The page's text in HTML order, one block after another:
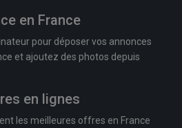
en France
pour déposer vos annonces
et ajoutez des photos depuis
en lignes
les meilleures offres en France